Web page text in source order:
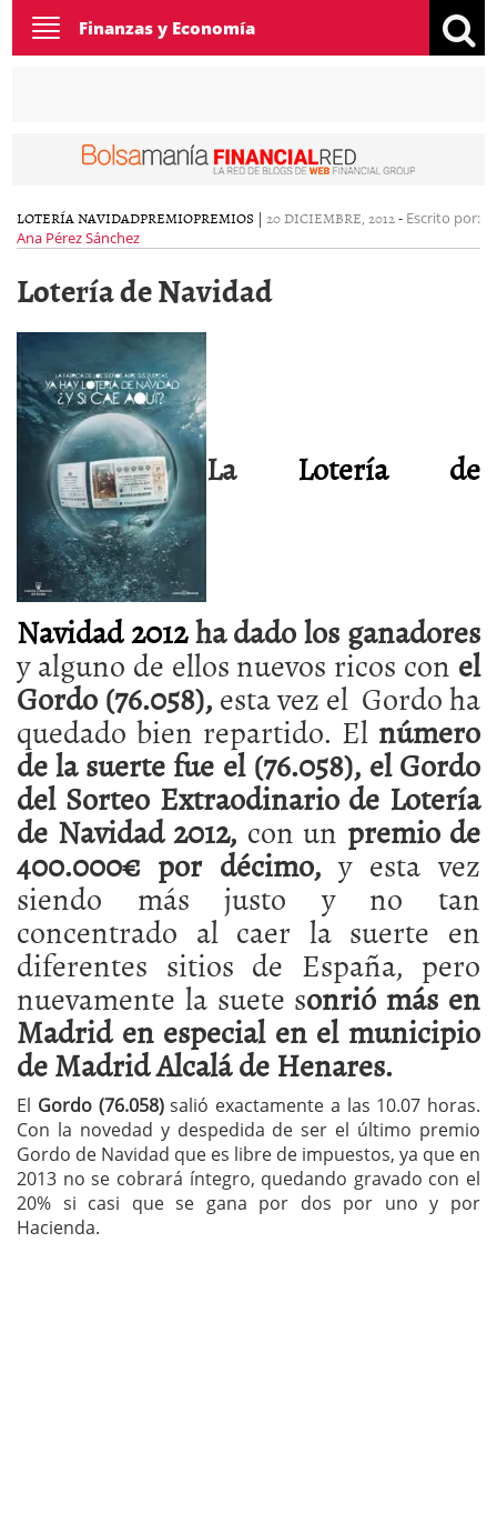
Toggle
navigation
Finanzas y Economía
LOTERÍA NAVIDADPREMIOPREMIOS | 20 DICIEMBRE, 2012- Escrito por:
Ana Pérez Sánchez
Lotería de Navidad
La Lotería de
Navidad 2012ha dado los ganadores
y alguno de ellos nuevos ricos con el
Gordo (76.058),esta vez el Gordo ha
quedado bien repartido. El número
de la suerte fue el (76.058), el Gordo
del Sorteo Extraodinario de Lotería
de Navidad 2012, con un premio de
400.000€ por décimo, y esta vez
siendo más justo y no tan
concentrado al caer la suerte en
diferentes sitios de España, pero
nuevamente la suete sonrió más en
Madrid en especial en el municipio
de Madrid Alcalá de Henares.
El Gordo (76.058)salió exactamente a las 10.07 horas.
Con la novedad y despedida de ser el último premio
Gordo de Navidad que es libre de impuestos, ya que en
2013 no se cobrará íntegro, quedando gravado con el
20% si casi que se gana por dos por uno y por
Hacienda.